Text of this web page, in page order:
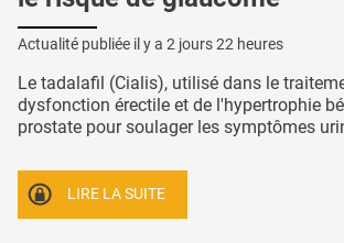
Actualité publiée il y a 2 jours 22 heures
Le tadalafil (Cialis), utilisé dans le
dysfonction érectile et de l'hypertrophie
prostate pour soulager les symptômes
LIRE LA SUITE